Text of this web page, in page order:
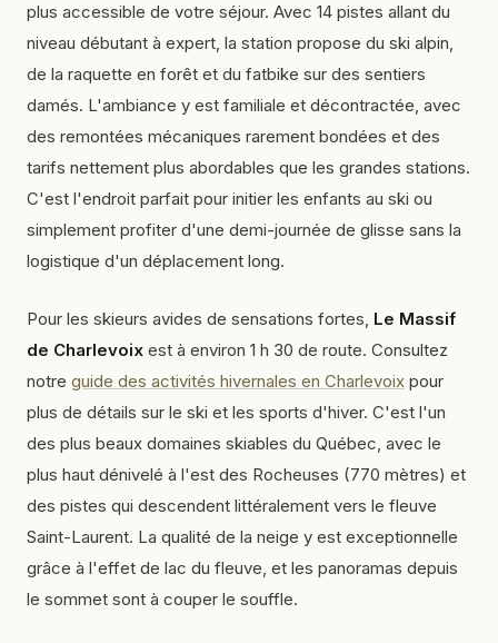
plus accessible de votre séjour. Avec 14 pistes allant du
niveau débutant à expert, la station propose du ski alpin,
de la raquette en forêt et du fatbike sur des sentiers
damés. L'ambiance y est familiale et décontractée, avec
des remontées mécaniques rarement bondées et des
tarifs nettement plus abordables que les grandes stations.
C'est l'endroit parfait pour initier les enfants au ski ou
simplement profiter d'une demi-journée de glisse sans la
logistique d'un déplacement long.
Pour les skieurs avides de sensations fortes, Le Massif
de Charlevoix est à environ 1 h 30 de route. Consultez
notre guide des activités hivernales en Charlevoix pour
plus de détails sur le ski et les sports d'hiver. C'est l'un
des plus beaux domaines skiables du Québec, avec le
plus haut dénivelé à l'est des Rocheuses (770 mètres) et
des pistes qui descendent littéralement vers le fleuve
Saint-Laurent. La qualité de la neige y est exceptionnelle
grâce à l'effet de lac du fleuve, et les panoramas depuis
le sommet sont à couper le souffle.